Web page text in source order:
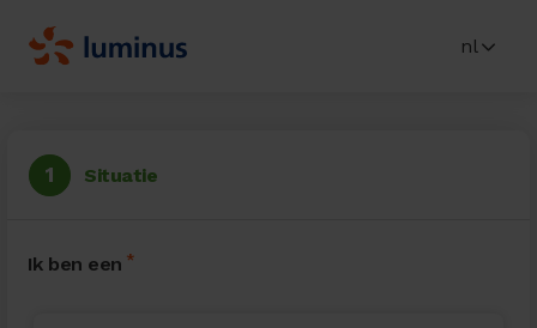
nl
Situatie
Ik ben een